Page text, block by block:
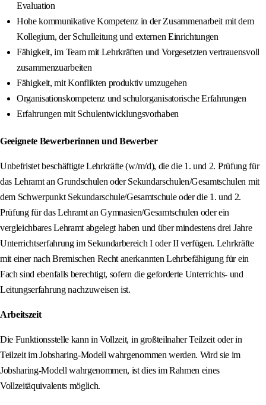
Evaluation
Hohe kommunikative Kompetenz in der Zusammenarbeit mit dem
Kollegium, der Schulleitung und externen Einrichtungen
Fähigkeit, im Team mit Lehrkräften und Vorgesetzten vertrauensvoll
zusammenzuarbeiten
Fähigkeit, mit Konflikten produktiv umzugehen
Organisationskompetenz und schulorganisatorische Erfahrungen
Erfahrungen mit Schulentwicklungsvorhaben
Geeignete Bewerberinnen und Bewerber
Unbefristet beschäftigte Lehrkräfte (w/m/d), die die 1. und 2. Prüfung für
das Lehramt an Grundschulen oder Sekundarschulen/Gesamtschulen mit
dem Schwerpunkt Sekundarschule/Gesamtschule oder die 1. und 2.
Prüfung für das Lehramt an Gymnasien/Gesamtschulen oder ein
vergleichbares Lehramt abgelegt haben und über mindestens drei Jahre
Unterrichtserfahrung im Sekundarbereich I oder II verfügen. Lehrkräfte
mit einer nach Bremischen Recht anerkannten Lehrbefähigung für ein
Fach sind ebenfalls berechtigt, sofern die geforderte Unterrichts- und
Leitungserfahrung nachzuweisen ist.
Arbeitszeit
Die Funktionsstelle kann in Vollzeit, in großteilnaher Teilzeit oder in
Teilzeit im Jobsharing‑Modell wahrgenommen werden. Wird sie im
Jobsharing‑Modell wahrgenommen, ist dies im Rahmen eines
Vollzeitäquivalents möglich.